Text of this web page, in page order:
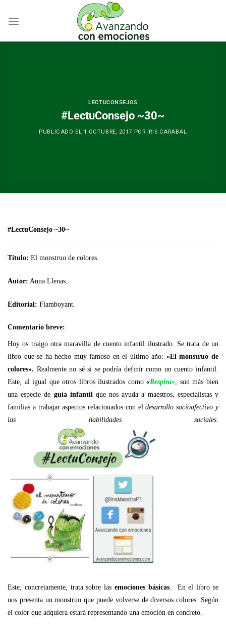
LECTUCONSEJOS
#LectuConsejo ~30~
PUBLICADO EL 1 OCTUBRE, 2017 POR IRIS CARABAL
#LectuConsejo ~30~
Título: El monstruo de colores.
Autor: Anna Llenas.
Editorial: Flamboyant.
Comentario breve:
Hoy os traigo otra maravilla de cuento infantil ilustrado. Se trata de un
libro que se ha hecho muy famoso en el último año: «El monstruo de
colores». Realmente no sé si se podría definir como un cuento infantil.
Este, al igual que otros libros ilustrados como«Respira», son más bien
una especie de guía infantilque nos ayuda a maestros, especialistas y
familias a trabajar aspectos relacionados con eldesarrollo socioafectivo y
las habilidades sociales.
Este, concretamente, trata sobre lasemociones básicas. En el libro se
nos presenta un monstruo que puede volverse de diversos colores. Según
el color que adquiera estará representando una emoción en concreto.